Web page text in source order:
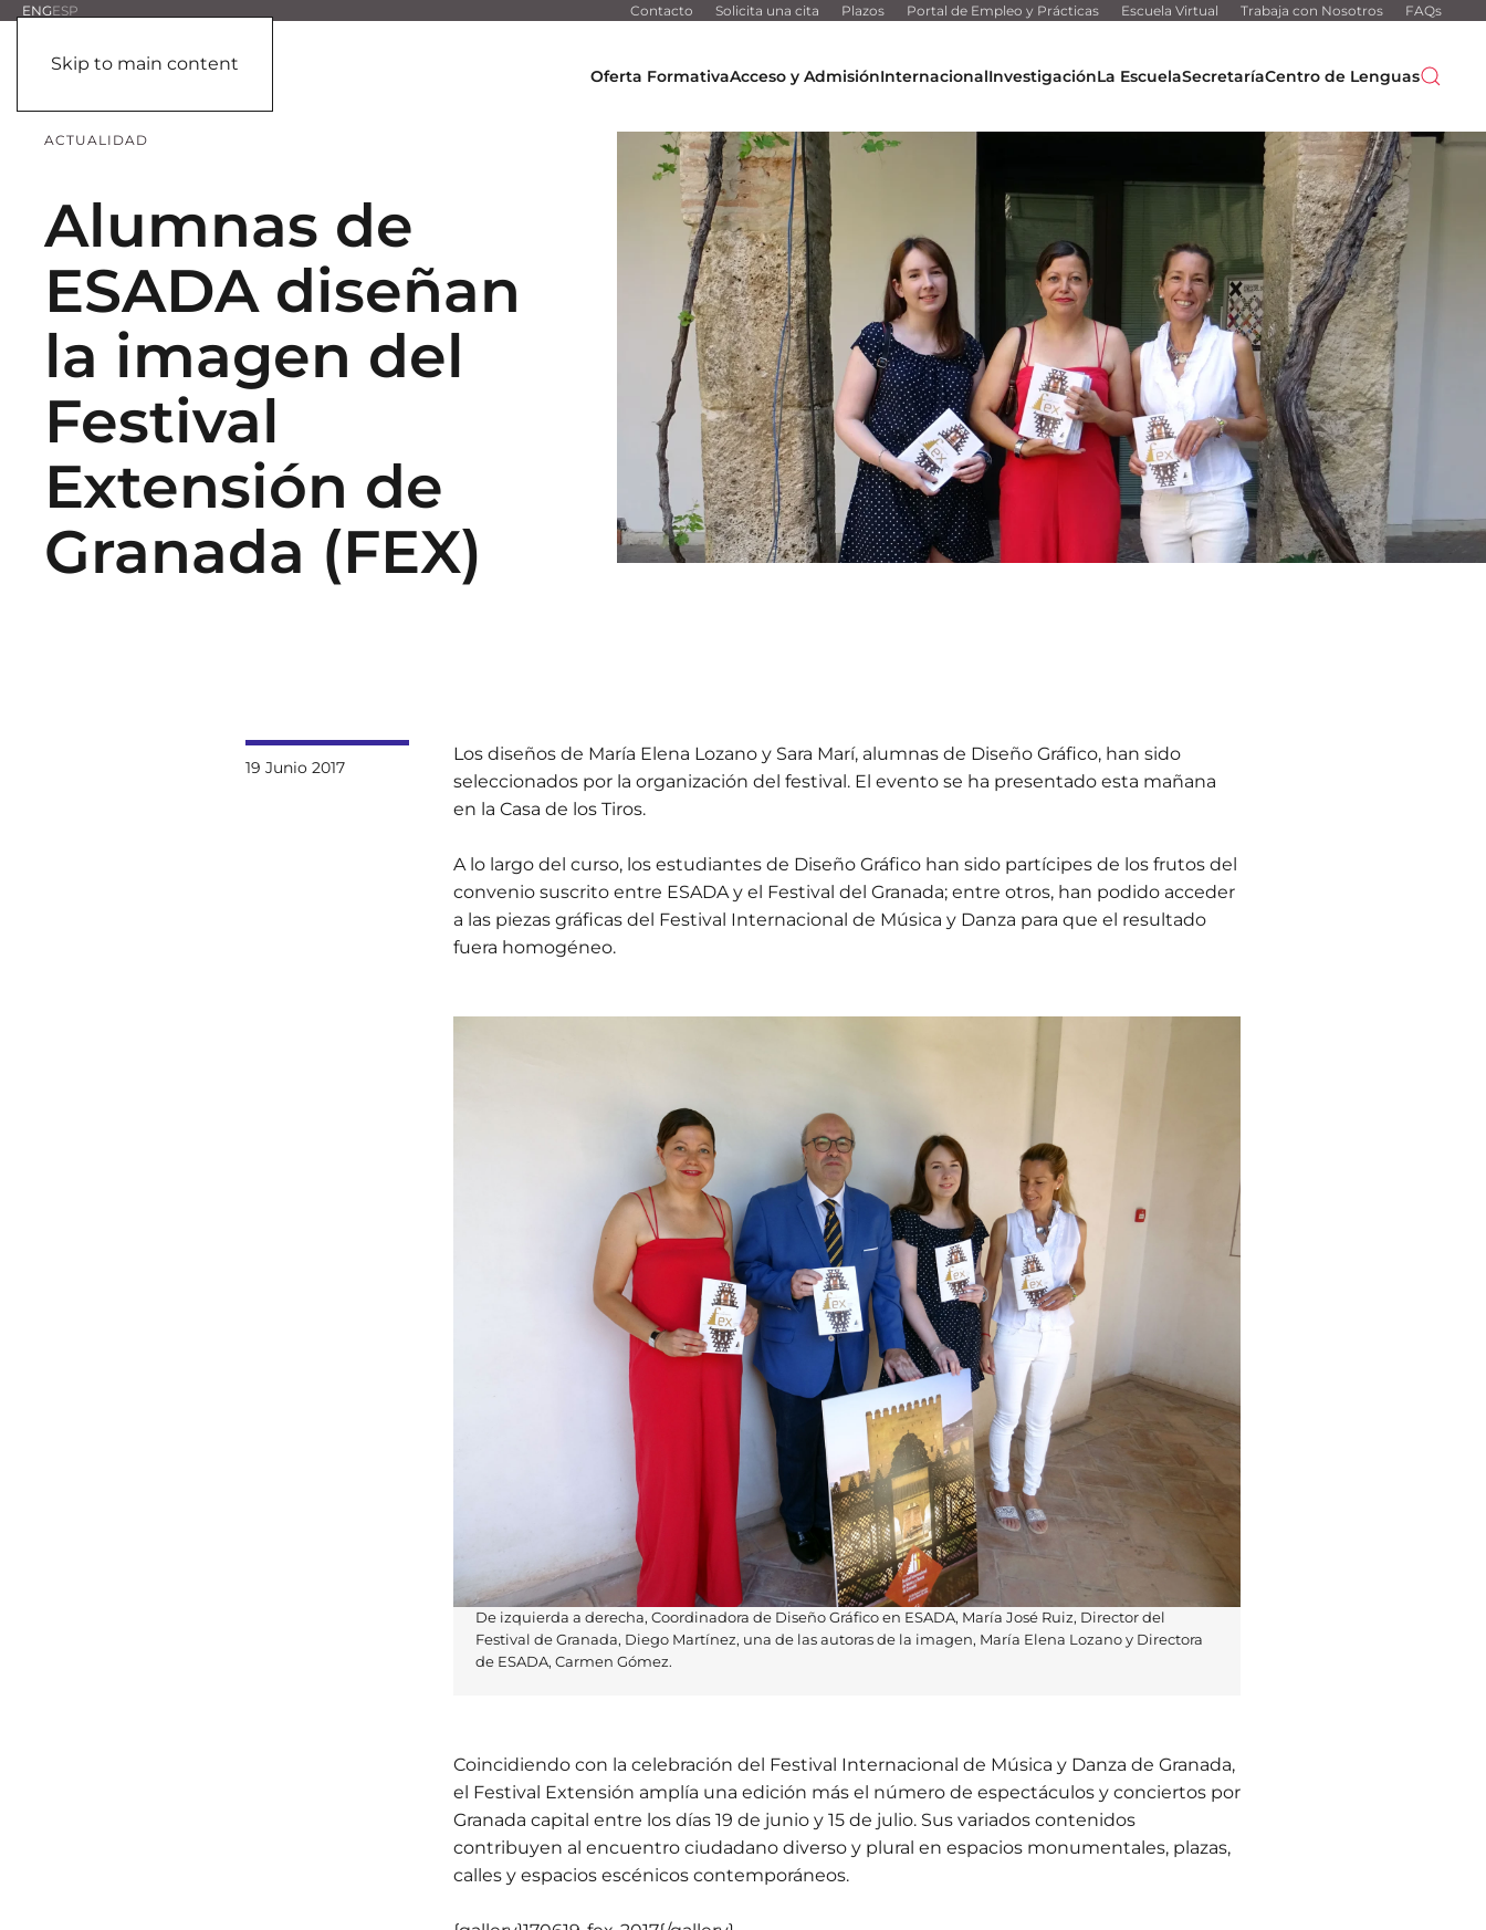
Skip to main content
ENGESP Contacto Solicita una cita Plazos Portal de Empleo y Prácticas Escuela Virtual Trabaja con Nosotros FAQs
Oferta FormativaAcceso y AdmisiónInternacionalInvestigaciónLa EscuelaSecretaríaCentro de Lenguas
ACTUALIDAD
Alumnas de
ESADA diseñan
la imagen del
Festival
Extensión de
Granada (FEX)
19 Junio 2017
Los diseños de María Elena Lozano y Sara Marí, alumnas de Diseño Gráfico, han sido
seleccionados por la organización del festival. El evento se ha presentado esta mañana
en la Casa de los Tiros.
A lo largo del curso, los estudiantes de Diseño Gráfico han sido partícipes de los frutos del
convenio suscrito entre ESADA y el Festival del Granada; entre otros, han podido acceder
a las piezas gráficas del Festival Internacional de Música y Danza para que el resultado
fuera homogéneo.
De izquierda a derecha, Coordinadora de Diseño Gráfico en ESADA, María José Ruiz, Director del
Festival de Granada, Diego Martínez, una de las autoras de la imagen, María Elena Lozano y Directora
de ESADA, Carmen Gómez.
Coincidiendo con la celebración del Festival Internacional de Música y Danza de Granada,
el Festival Extensión amplía una edición más el número de espectáculos y conciertos por
Granada capital entre los días 19 de junio y 15 de julio. Sus variados contenidos
contribuyen al encuentro ciudadano diverso y plural en espacios monumentales, plazas,
calles y espacios escénicos contemporáneos.